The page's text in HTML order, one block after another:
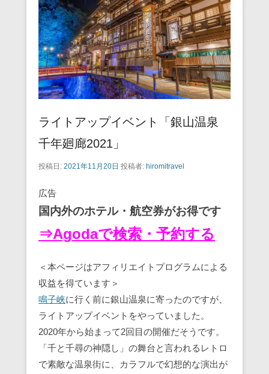
ライトアップイベント「銀山温泉
千年廻廊2021」
投稿日: 2021年11月20日 投稿者: hiromitravel
広告
国内外のホテル・航空券がお得です
⇒Agodaで検索・予約する
＜本ページはアフィリエイトプログラムによる
収益を得ています＞
鳴子峡に行く前に銀山温泉に寄ったのですが、
ライトアップイベントをやっていました。
2020年から始まって2回目の開催だそうです。
「千と千尋の神隠し」の舞台と言われるレトロ
で素敵な温泉街に、カラフルで幻想的な演出が